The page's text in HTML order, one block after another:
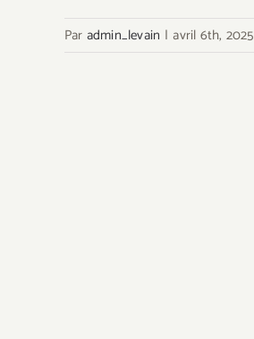
Par admin_levain | avril 6th, 2025